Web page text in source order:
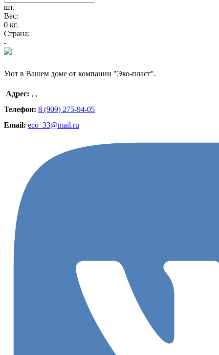
шт.
Вес:
0 кг.
Страна:
-
Уют в Вашем доме от компании "Эко-пласт".
Адрес: , ,
Телефон: 8 (909) 275-94-05
Email: eco_33@mail.ru